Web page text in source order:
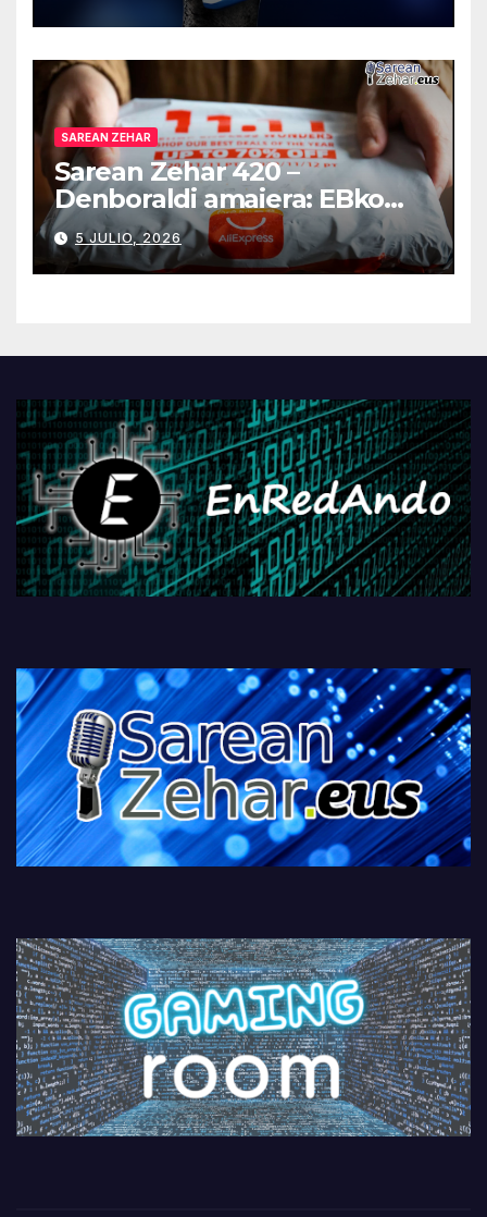
SAREAN ZEHAR
Sarean Zehar 420 –
Denboraldi amaiera: EBko
muga-zerga berriak
AliExpressi, AEBetako AAren
kontrola, Googleri behin
PlayStationeko bideojoko
5 JULIO, 2026